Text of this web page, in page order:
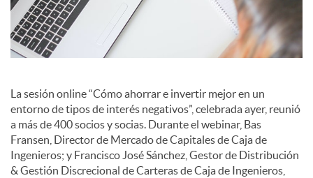
l
e
s
La sesión online “Cómo ahorrar e invertir mejor en un
entorno de tipos de interés negativos”, celebrada ayer, reunió
a más de 400 socios y socias. Durante el webinar, Bas
Fransen, Director de Mercado de Capitales de Caja de
Ingenieros; y Francisco José Sánchez, Gestor de Distribución
& Gestión Discrecional de Carteras de Caja de Ingenieros,